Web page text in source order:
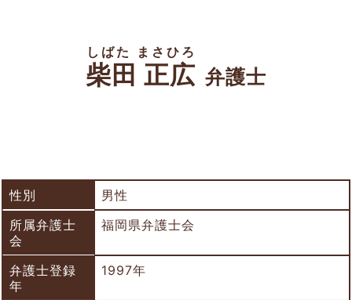
柴田 正広
しばた まさひろ
弁護士
性別
男性
所属弁護士
会
福岡県弁護士会
弁護士登録
年
1997年